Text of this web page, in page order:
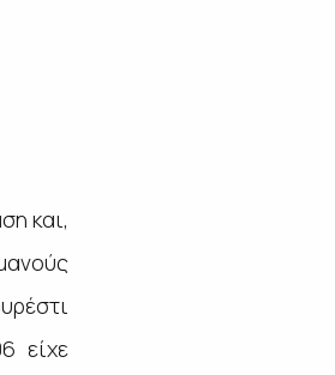
και,
είχε